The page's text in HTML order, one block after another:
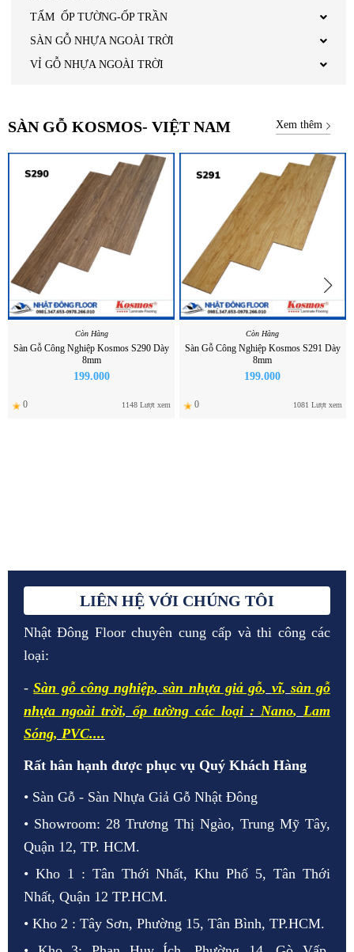
TẤM ỐP TƯỜNG-ỐP TRẦN
SÀN GỖ NHỰA NGOÀI TRỜI
VỈ GỖ NHỰA NGOÀI TRỜI
SÀN GỖ KOSMOS- VIỆT NAM Xem thêm
Còn Hàng
Sàn Gỗ Công Nghiệp Kosmos S291 Dày
8mm
199.000
0 1081 Lượt xem
Còn Hàng
Sàn Gỗ Công Nghiệp Kosmos S292 Dày
8mm
199.000
0 782 Lượt xem
LIÊN HỆ VỚI CHÚNG TÔI
Nhật Đông Floor chuyên cung cấp và thi công các
loại:
-Sàn gỗ công nghiệp,sàn nhựa giả gỗ, vĩ, sàn gỗ
nhựa ngoài trời, ốp tường các loại : Nano, Lam
Sóng, PVC....
Rất hân hạnh được phục vụ Quý Khách Hàng
• Sàn Gỗ - Sàn Nhựa Giả Gỗ Nhật Đông
• Showroom: 28 Trương Thị Ngào, Trung Mỹ Tây,
Quận 12, TP. HCM.
• Kho 1 : Tân Thới Nhất, Khu Phố 5, Tân Thới
Nhất, Quận 12 TP.HCM.
• Kho 2 : Tây Sơn, Phường 15, Tân Bình, TP.HCM.